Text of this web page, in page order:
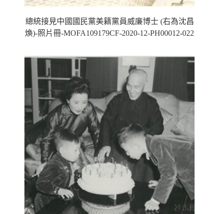
總統接見中國國民黨美籍黨員威廉博士 (右為沈昌
煥)-照片冊-MOFA109179CF-2020-12-PH00012-022